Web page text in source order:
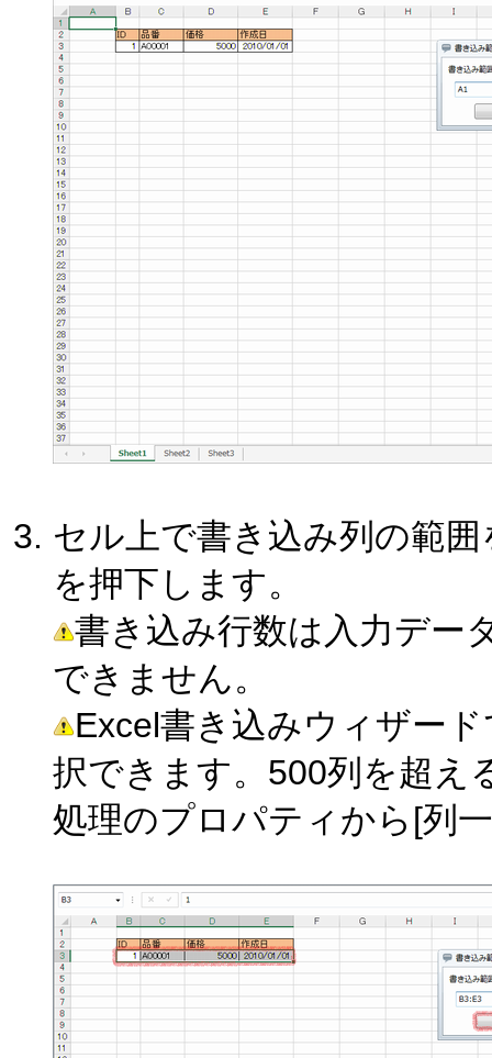
セル上で書き込み列の範
を押下します。
書き込み行数は入力デー
できません。
Excel書き込みウィザー
択できます。500列を超え
処理のプロパティから[列